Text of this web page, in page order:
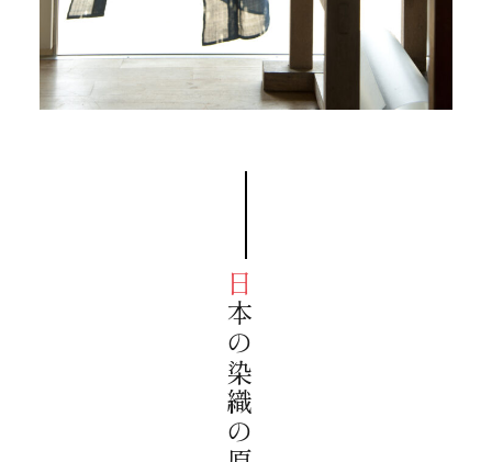
日
本
の
染
織
の
原
点